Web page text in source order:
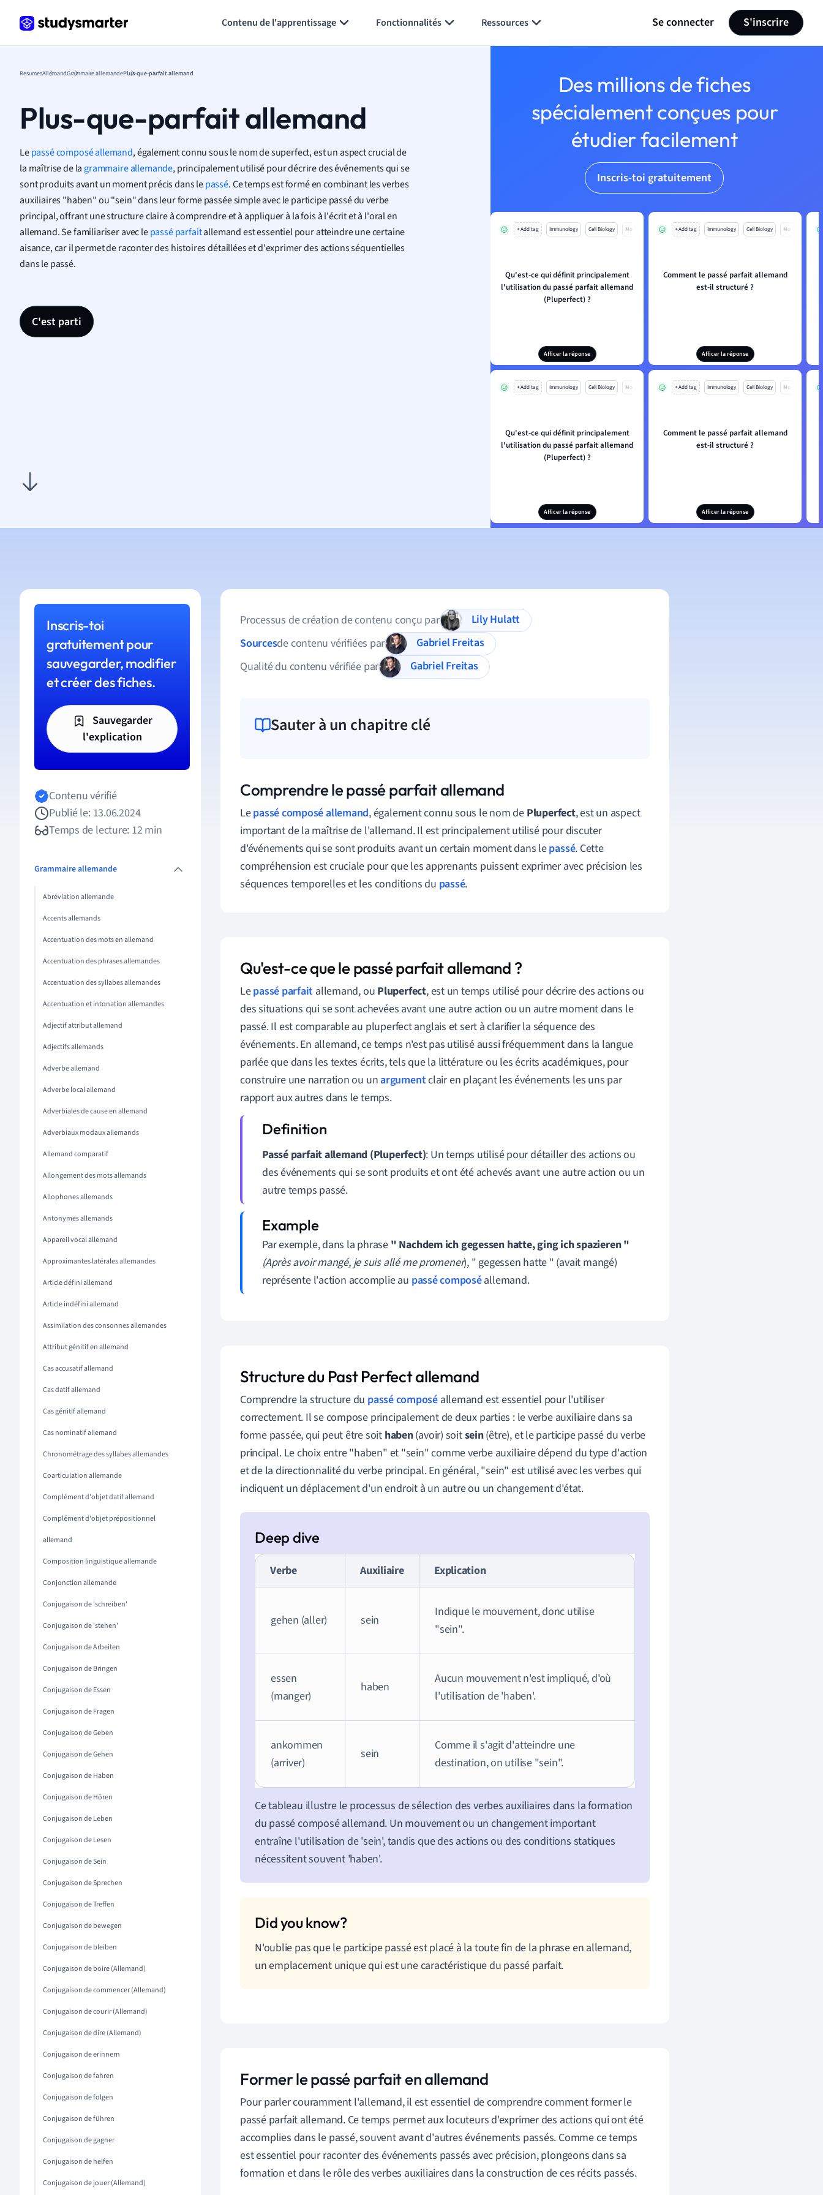
Contenu de l'apprentissage Fonctionnalités Ressources Se connecter S'inscrire
ResumesAllemandGrammaire allemandePlus-que-parfait allemand
Plus-que-parfait allemand
Lepassé composé allemand, également connu sous le nom de superfect, est un aspect crucial de
la maîtrise de la grammaire allemande, principalement utilisé pour décrire des événements qui se
sont produits avant un moment précis dans lepassé. Ce temps est formé en combinant les verbes
auxiliaires "haben" ou "sein" dans leur forme passée simple avec le participe passé du verbe
principal, offrant une structure claire à comprendre et à appliquer à la fois à l'écrit et à l'oral en
allemand. Se familiariser avec lepassé parfaitallemand est essentiel pour atteindre une certaine
aisance, car il permet de raconter des histoires détaillées et d'exprimer des actions séquentielles
dans le passé.
C'est parti
Des millions de fiches
spécialement conçues pour
étudier facilement
Inscris-toi gratuitement
+ Add tag Immunology Cell Biology Mo
Qu'est-ce qui définit principalement
l'utilisation du passé parfait allemand
(Pluperfect) ?
Afficer la réponse
+ Add tag Immunology Cell Biology Mo
Comment le passé parfait allemand
est-il structuré ?
Afficer la réponse
+ Add tag Immunology Cell Biology Mo
Qu'est-ce qui définit principalement
l'utilisation du passé parfait allemand
(Pluperfect) ?
Afficer la réponse
+ Add tag Immunology Cell Biology Mo
Comment le passé parfait allemand
est-il structuré ?
Afficer la réponse
Inscris-toi
gratuitement pour
sauvegarder, modifier
et créer des fiches.
Sauvegarder
l'explication
Contenu vérifié
Publié le: 13.06.2024
Temps de lecture: 12 min
Grammaire allemande
Abréviation allemande
Accents allemands
Accentuation des mots en allemand
Accentuation des phrases allemandes
Accentuation des syllabes allemandes
Accentuation et intonation allemandes
Adjectif attribut allemand
Adjectifs allemands
Adverbe allemand
Adverbe local allemand
Adverbiales de cause en allemand
Adverbiaux modaux allemands
Allemand comparatif
Allongement des mots allemands
Allophones allemands
Antonymes allemands
Appareil vocal allemand
Approximantes latérales allemandes
Article défini allemand
Article indéfini allemand
Assimilation des consonnes allemandes
Attribut génitif en allemand
Cas accusatif allemand
Cas datif allemand
Cas génitif allemand
Cas nominatif allemand
Chronométrage des syllabes allemandes
Coarticulation allemande
Complément d'objet datif allemand
Complément d'objet prépositionnel
allemand
Composition linguistique allemande
Conjonction allemande
Conjugaison de 'schreiben'
Conjugaison de 'stehen'
Conjugaison de Arbeiten
Conjugaison de Bringen
Conjugaison de Essen
Conjugaison de Fragen
Conjugaison de Geben
Conjugaison de Gehen
Conjugaison de Haben
Conjugaison de Hören
Conjugaison de Leben
Conjugaison de Lesen
Conjugaison de Sein
Conjugaison de Sprechen
Conjugaison de Treffen
Conjugaison de bewegen
Conjugaison de bleiben
Conjugaison de boire (Allemand)
Conjugaison de commencer (Allemand)
Conjugaison de courir (Allemand)
Conjugaison de dire (Allemand)
Conjugaison de erinnern
Conjugaison de fahren
Conjugaison de folgen
Conjugaison de führen
Conjugaison de gagner
Conjugaison de helfen
Conjugaison de jouer (Allemand)
Processus de création de contenu conçu par
Lily Hulatt
Sourcesde contenu vérifiées par
Gabriel Freitas
Qualité du contenu vérifiée par
Gabriel Freitas
Sauter à un chapitre clé
Comprendre le passé parfait allemand
Lepassé composé allemand, également connu sous le nom de Pluperfect, est un aspect
important de la maîtrise de l'allemand. Il est principalement utilisé pour discuter
d'événements qui se sont produits avant un certain moment dans lepassé. Cette
compréhension est cruciale pour que les apprenants puissent exprimer avec précision les
séquences temporelles et les conditions du passé.
Qu'est-ce que le passé parfait allemand ?
Lepassé parfait allemand, ou Pluperfect, est un temps utilisé pour décrire des actions ou
des situations qui se sont achevées avant une autre action ou un autre moment dans le
passé. Il est comparable au pluperfect anglais et sert à clarifier la séquence des
événements. En allemand, ce temps n'est pas utilisé aussi fréquemment dans la langue
parlée que dans les textes écrits, tels que la littérature ou les écrits académiques, pour
construire une narration ou unargumentclair en plaçant les événements les uns par
rapport aux autres dans le temps.
Passé parfait allemand (Pluperfect): Un temps utilisé pour détailler des actions ou
des événements qui se sont produits et ont été achevés avant une autre action ou un
autre temps passé.
Par exemple, dans la phrase " Nachdem ich gegessen hatte, ging ich spazieren "
(Après avoir mangé, je suis allé me promener), " gegessen hatte " (avait mangé)
représente l'action accomplie au passé composéallemand.
Structure du Past Perfect allemand
Comprendre la structure du passé composéallemand est essentiel pour l'utiliser
correctement. Il se compose principalement de deux parties : le verbe auxiliaire dans sa
forme passée, qui peut être soit haben(avoir) soitsein(être), et le participe passé du verbe
principal. Le choix entre "haben" et "sein" comme verbe auxiliaire dépend du type d'action
et de la directionnalité du verbe principal. En général, "sein" est utilisé avec les verbes qui
indiquent un déplacement d'un endroit à un autre ou un changement d'état.
Verbe Auxiliaire Explication
gehen (aller) sein
Indique le mouvement, donc utilise
"sein".
essen
(manger)
haben
Aucun mouvement n'est impliqué, d'où
l'utilisation de 'haben'.
ankommen
(arriver)
sein
Comme il s'agit d'atteindre une
destination, on utilise "sein".
Ce tableau illustre le processus de sélection des verbes auxiliaires dans la formation
du passé composé allemand. Un mouvement ou un changement important
entraîne l'utilisation de 'sein', tandis que des actions ou des conditions statiques
nécessitent souvent 'haben'.
N'oublie pas que le participe passé est placé à la toute fin de la phrase en allemand,
un emplacement unique qui est une caractéristique du passé parfait.
Former le passé parfait en allemand
Pour parler couramment l'allemand, il est essentiel de comprendre comment former le
passé parfait allemand. Ce temps permet aux locuteurs d'exprimer des actions qui ont été
accomplies dans le passé, souvent avant d'autres événements passés. Comme ce temps
est essentiel pour raconter des événements passés avec précision, plongeons dans sa
formation et dans le rôle des verbes auxiliaires dans la construction de ces récits passés.